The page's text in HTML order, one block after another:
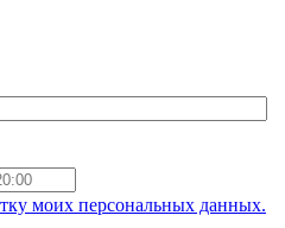
моих персональных данных.